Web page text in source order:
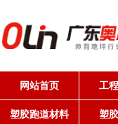
网站首页 工
塑胶跑道材料 塑